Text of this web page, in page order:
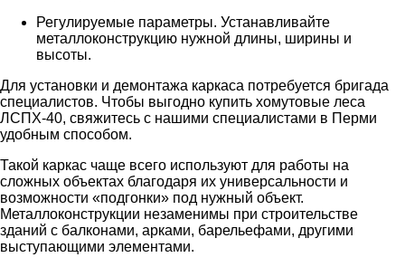
Регулируемые параметры. Устанавливайте
металлоконструкцию нужной длины, ширины и
высоты.
Для установки и демонтажа каркаса потребуется бригада
специалистов. Чтобы выгодно купить хомутовые леса
ЛСПХ-40, свяжитесь с нашими специалистами в Перми
удобным способом.
Такой каркас чаще всего используют для работы на
сложных объектах благодаря их универсальности и
возможности «подгонки» под нужный объект.
Металлоконструкции незаменимы при строительстве
зданий с балконами, арками, барельефами, другими
выступающими элементами.